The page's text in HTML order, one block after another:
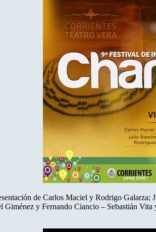
de Carlos Maciel y Rodrigo
Giménez y Fernando Ciancio – Sebastián